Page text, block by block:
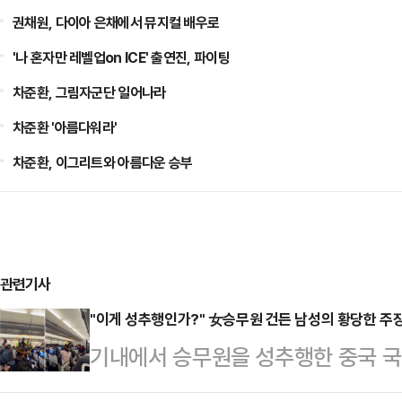
권채원, 다이아 은채에서 뮤지컬 배우로
'나 혼자만 레벨업on ICE' 출연진, 파이팅
차준환, 그림자군단 일어나라
차준환 '아름다워라'
차준환, 이그리트와 아름다운 승부
관련기사
"이게 성추행인가?" 女승무원 건든 남성의 황당한 주
기내에서 승무원을 성추행한 중국
일이 발생했다.10일(현지시간) 뉴